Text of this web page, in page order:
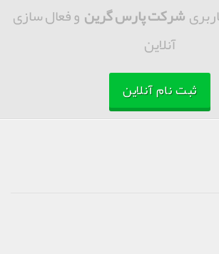
شرکت پارس گرینو فعال سازی
آنلاین
ثبت نام آنلاین